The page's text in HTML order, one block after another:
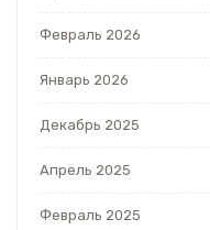
Февраль 2026
Январь 2026
Декабрь 2025
Апрель 2025
Февраль 2025